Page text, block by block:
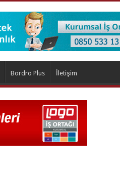
Bordro Plus İletişim